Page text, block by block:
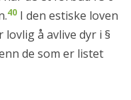
40 I den estiske loven
å avlive dyr i §
de som er listet